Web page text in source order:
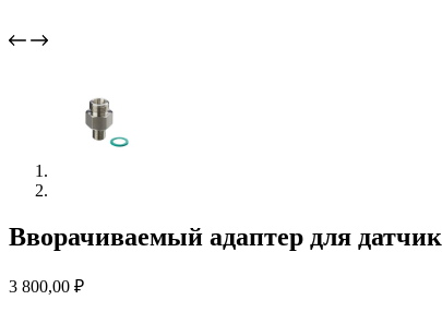
Вворачиваемый адаптер для
3 800,00 ₽